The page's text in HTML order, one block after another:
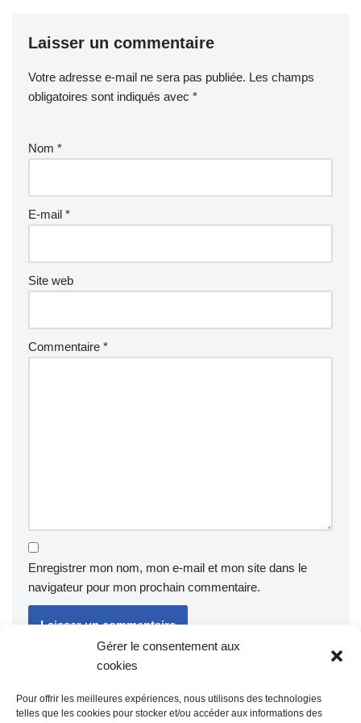
Gérer le consentement aux
cookies
Pour offrir les meilleures expériences, nous utilisons des technologies
telles que les cookies pour stocker et/ou accéder aux informations des
Laisser un commentaire
Votre adresse e-mail ne sera pas publiée. Les champs
obligatoires sont indiqués avec *
Nom *
E-mail *
Site web
Commentaire *
Enregistrer mon nom, mon e-mail et mon site dans le
navigateur pour mon prochain commentaire.
Ce site utilise Akismet pour réduire les indésirables.
traitées.